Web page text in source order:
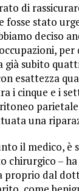
di
fosse stato
deciso
già subito
esattezza
i cinque e i
una
il medico, è
chirurgico –
proprio dal